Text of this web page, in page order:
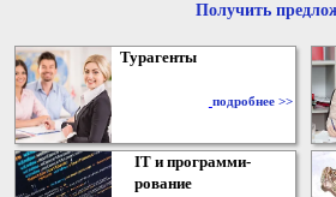
Получить
Турагенты
подробнее >>
IT и программи-
рование